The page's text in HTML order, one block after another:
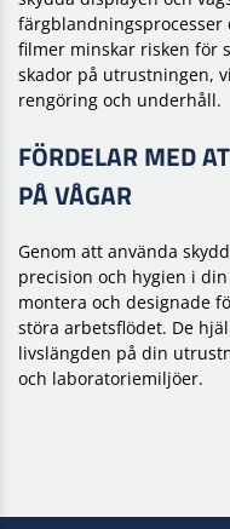
färgblandningsprocesser
filmer minskar risken för
skador på utrustningen,
rengöring och underhåll.
FÖRDELAR MED
PÅ VÅGAR
Genom att använda
precision och hygien i
montera och designade
störa arbetsflödet. De
livslängden på din
och laboratoriemiljöer.